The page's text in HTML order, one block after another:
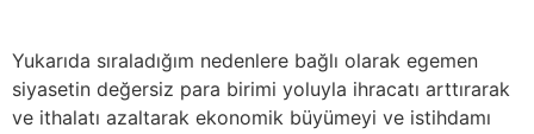
Yukarıda sıraladığım nedenlere bağlı olarak egemen
siyasetin değersiz para birimi yoluyla ihracatı arttırarak
ve ithalatı azaltarak ekonomik büyümeyi ve istihdamı